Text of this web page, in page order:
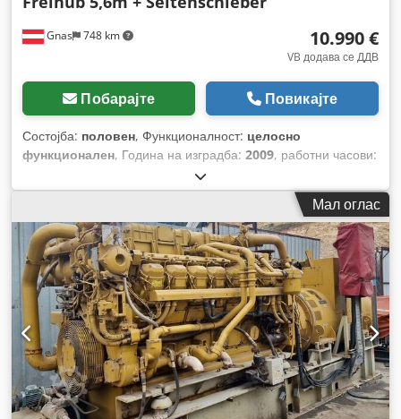
Gnas 748 km 10.990 €
VB додава се ДДВ
Побарајте Повикајте
Состојба: половен, Функционалност: целосно
функционален, Година на изградба: 2009, работни часови:
2.500 кг
подигнување:5.600 мм, тип на гориво:дизел, тип на
2.370 мм , моќ: 38
kW (51,67 коњски сили), тип на погон:Diesel,
Мал оглас